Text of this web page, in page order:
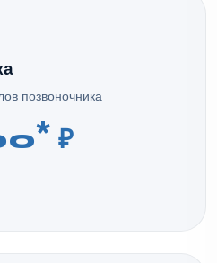
позвоночника
* ₽